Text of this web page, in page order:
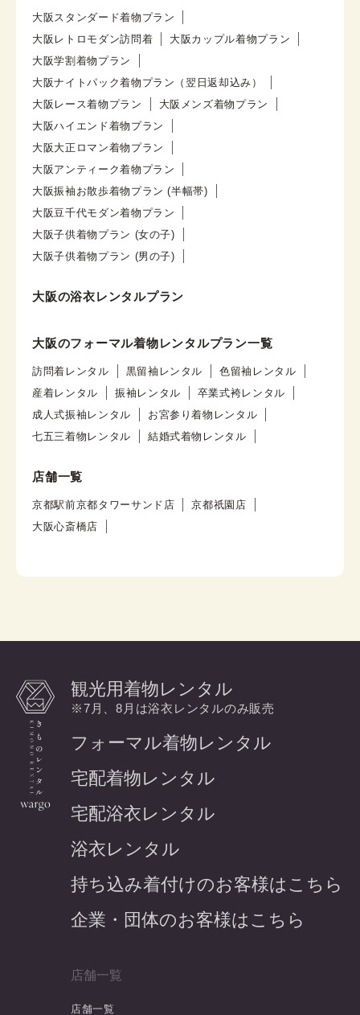
大阪スタンダード着物プラン
大阪レトロモダン訪問着
大阪カップル着物プラン
大阪学割着物プラン
大阪ナイトパック着物プラン（翌日返却込み）
大阪レース着物プラン
大阪メンズ着物プラン
大阪ハイエンド着物プラン
大阪大正ロマン着物プラン
大阪アンティーク着物プラン
大阪振袖お散歩着物プラン (半幅帯)
大阪豆千代モダン着物プラン
大阪子供着物プラン (女の子)
大阪子供着物プラン (男の子)
大阪の浴衣レンタルプラン
大阪のフォーマル着物レンタルプラン一覧
訪問着レンタル 黒留袖レンタル
色留袖レンタル
産着レンタル
振袖レンタル
卒業式袴レンタル
成人式振袖レンタル
お宮参り着物レンタル
七五三着物レンタル
結婚式着物レンタル
店舗一覧
京都駅前京都タワーサンド店
京都祇園店
大阪心斎橋店
観光用着物レンタル
※7月、8月は浴衣レンタルのみ販売
フォーマル着物レンタル
宅配着物レンタル
宅配浴衣レンタル
浴衣レンタル
持ち込み着付けのお客様はこちら
企業・団体のお客様はこちら
店舗一覧
店舗一覧